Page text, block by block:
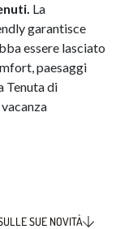
La
garantisce
essere lasciato
paesaggi
Tenuta di
SUE NOVITÀ